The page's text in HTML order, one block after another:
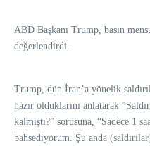
ABD Başkanı Trump, basın
değerlendirdi.
Trump, dün İran’a yönelik
hazır olduklarını anlatarak
kalmıştı?” sorusuna, “Sadece 1
bahsediyorum. Şu anda